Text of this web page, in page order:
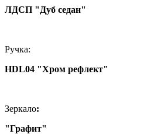
ЛДСП "Дуб седан"
Ручка:
HDL04 "Хром рефлект"
Зеркало:
"Графит"